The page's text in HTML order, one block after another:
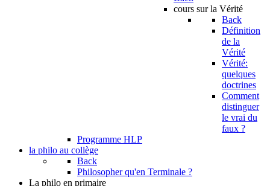
cours sur la Vérité
Back
Définition
de la
Vérité
Vérité:
quelques
doctrines
Comment
distinguer
le vrai du
faux ?
Programme HLP
la philo au collège
Back
Philosopher qu'en Terminale ?
La philo en primaire